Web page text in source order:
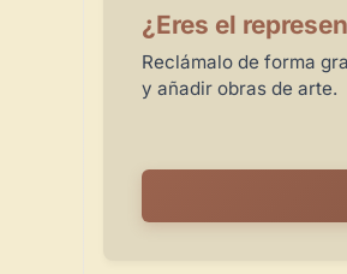
¿Eres el
Reclámalo de forma
y añadir obras de arte.